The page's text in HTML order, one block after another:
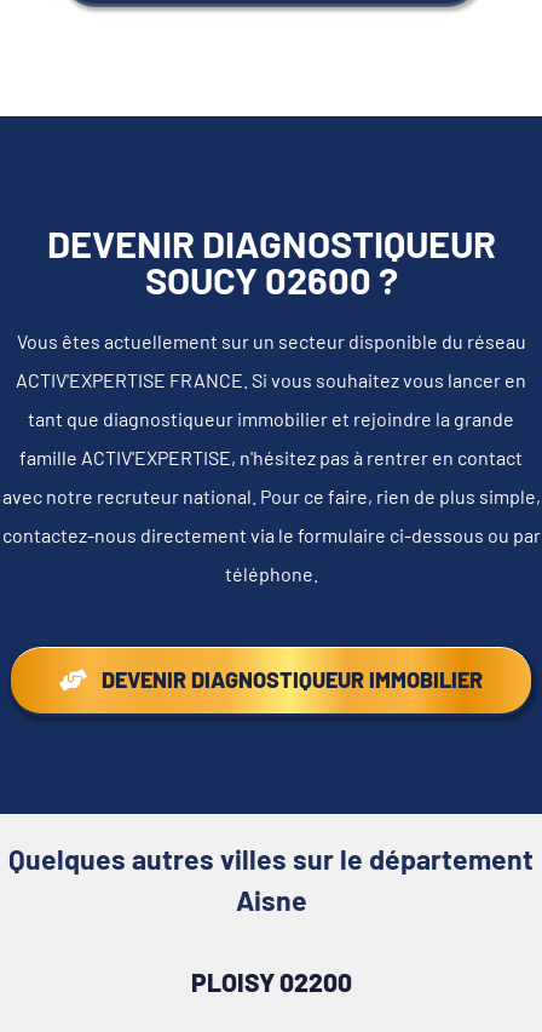
DEVENIR DIAGNOSTIQUEUR
SOUCY 02600 ?
Vous êtes actuellement sur un secteur disponible du réseau
ACTIV'EXPERTISE FRANCE. Si vous souhaitez vous lancer en
tant que diagnostiqueur immobilier et rejoindre la grande
famille ACTIV'EXPERTISE, n'hésitez pas à rentrer en contact
avec notre recruteur national. Pour ce faire, rien de plus simple,
contactez-nous directement via le formulaire ci-dessous ou par
téléphone.
DEVENIR DIAGNOSTIQUEUR IMMOBILIER
Quelques autres villes sur le département
Aisne
PLOISY 02200